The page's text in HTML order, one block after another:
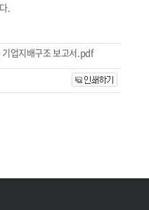
.
업지배구조 보고서.pdf